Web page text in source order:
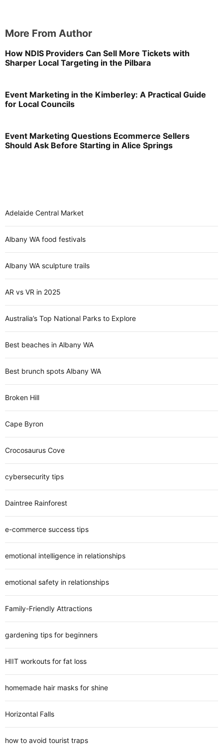
More From Author
How NDIS Providers Can Sell More Tickets with
Sharper Local Targeting in the Pilbara
Event Marketing in the Kimberley: A Practical Guide
for Local Councils
Event Marketing Questions Ecommerce Sellers
Should Ask Before Starting in Alice Springs
Adelaide Central Market
Albany WA food festivals
Albany WA sculpture trails
AR vs VR in 2025
Australia’s Top National Parks to Explore
Best beaches in Albany WA
Best brunch spots Albany WA
Broken Hill
Cape Byron
Crocosaurus Cove
cybersecurity tips
Daintree Rainforest
e-commerce success tips
emotional intelligence in relationships
emotional safety in relationships
Family-Friendly Attractions
gardening tips for beginners
HIIT workouts for fat loss
homemade hair masks for shine
Horizontal Falls
how to avoid tourist traps